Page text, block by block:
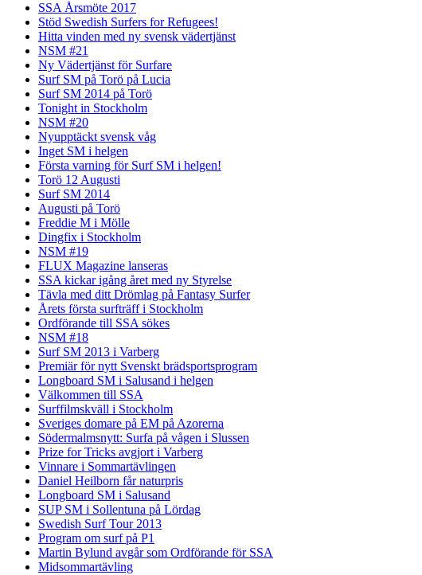
SSA Årsmöte 2017
Stöd Swedish Surfers for Refugees!
Hitta vinden med ny svensk vädertjänst
NSM #21
Ny Vädertjänst för Surfare
Surf SM på Torö på Lucia
Surf SM 2014 på Torö
Tonight in Stockholm
NSM #20
Nyupptäckt svensk våg
Inget SM i helgen
Första varning för Surf SM i helgen!
Torö 12 Augusti
Surf SM 2014
Augusti på Torö
Freddie M i Mölle
Dingfix i Stockholm
NSM #19
FLUX Magazine lanseras
SSA kickar igång året med ny Styrelse
Tävla med ditt Drömlag på Fantasy Surfer
Årets första surfträff i Stockholm
Ordförande till SSA sökes
NSM #18
Surf SM 2013 i Varberg
Premiär för nytt Svenskt brädsportsprogram
Longboard SM i Salusand i helgen
Välkommen till SSA
Surffilmskväll i Stockholm
Sveriges domare på EM på Azorerna
Södermalmsnytt: Surfa på vågen i Slussen
Prize for Tricks avgjort i Varberg
Vinnare i Sommartävlingen
Daniel Heilborn får naturpris
Longboard SM i Salusand
SUP SM i Sollentuna på Lördag
Swedish Surf Tour 2013
Program om surf på P1
Martin Bylund avgår som Ordförande för SSA
Midsommartävling